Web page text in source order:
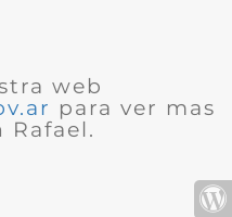
web
para ver mas
Rafael.